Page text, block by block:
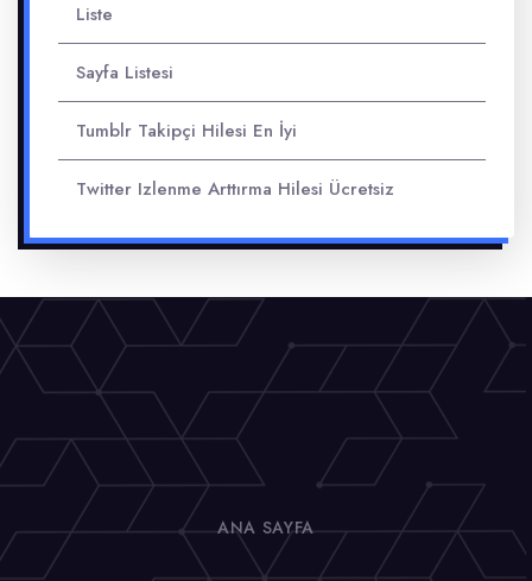
Liste
Sayfa Listesi
Tumblr Takipçi Hilesi En İyi
Twitter Izlenme Arttırma Hilesi Ücretsiz
ANA SAYFA